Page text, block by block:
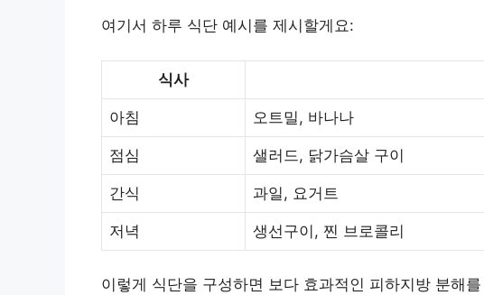
여기서 하루 식단 예시를 제시할게요:
식사
아침 오트밀, 바나나
점심 샐러드, 닭가슴살 구이
간식 과일, 요거트
저녁 생선구이, 찐 브로콜리
이렇게 식단을 구성하면 보다 효과적인 피하지방 분해